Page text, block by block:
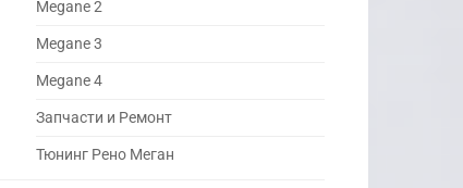
Megane 2
Megane 3
Megane 4
Запчасти и Ремонт
Тюнинг Рено Меган